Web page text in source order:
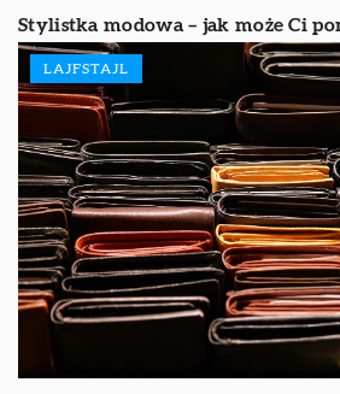
Stylistka modowa – jak może Ci
LAJFSTAJL